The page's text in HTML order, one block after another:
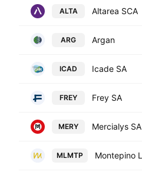
ALTA Altarea SCA
ARG Argan
ICAD Icade SA
FREY Frey SA
MERY Mercialys SA
MLMTP